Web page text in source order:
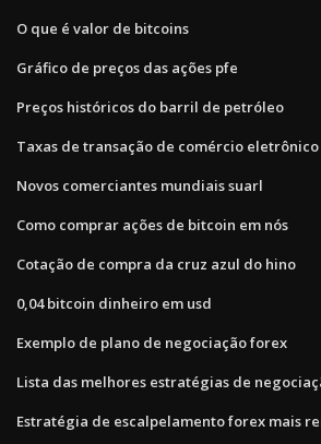
O que é valor de bitcoins
Gráfico de preços das ações pfe
Preços históricos do barril de petróleo
Taxas de transação de comércio eletrônico
Novos comerciantes mundiais suarl
Como comprar ações de bitcoin em nós
Cotação de compra da cruz azul do hino
0,04 bitcoin dinheiro em usd
Exemplo de plano de negociação forex
Lista das melhores estratégias de
Estratégia de escalpelamento forex mais